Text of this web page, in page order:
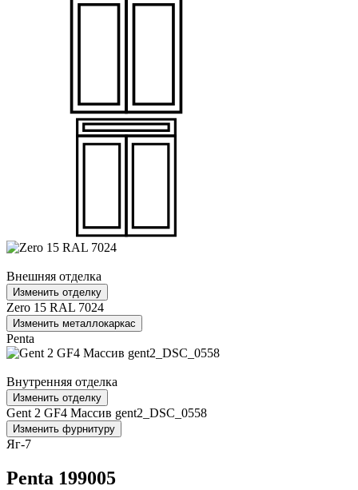
Внешняя отделка
Изменить отделку
Zero 15 RAL 7024
Изменить металлокаркас
Penta
Внутренняя отделка
Изменить отделку
Gent 2 GF4 Массив gent2_DSC_0558
Изменить фурнитуру
Яг-7
Penta 199005